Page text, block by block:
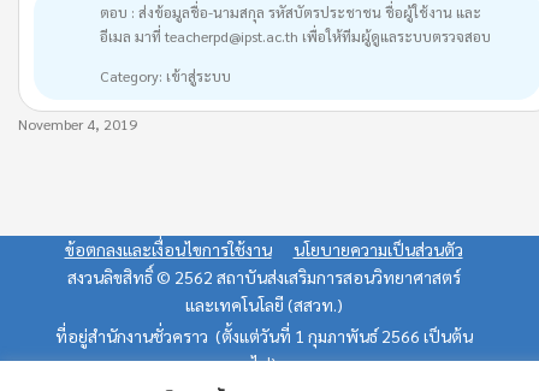
ตอบ : ส่งข้อมูลชื่อ-นามสกุล รหัสบัตรประชาชน ชื่อผู้ใช้งาน และ
อีเมล มาที่ teacherpd@ipst.ac.th เพื่อให้ทีมผู้ดูแลระบบตรวจสอบ
Category: เข้าสู่ระบบ
November 4, 2019
ข้อตกลงและเงื่อนไขการใช้งาน
นโยบายความเป็นส่วนตัว
สงวนลิขสิทธิ์ © 2562 สถาบันส่งเสริมการสอนวิทยาศาสตร์
และเทคโนโลยี (สสวท.)
ที่อยู่สำนักงานชั่วคราว (ตั้งแต่วันที่ 1 กุมภาพันธ์ 2566 เป็นต้น
ไป)